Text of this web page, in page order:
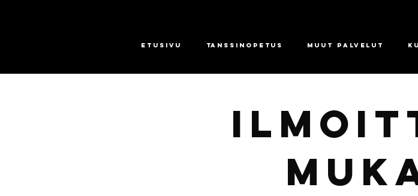
Etusivu Tanssinopetus Muut palvelut